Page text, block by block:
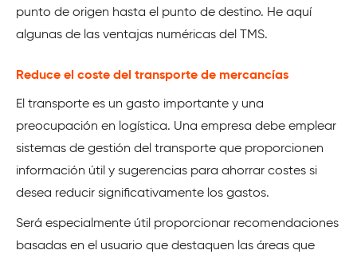
punto de origen hasta el punto de destino. He aquí
algunas de las ventajas numéricas del TMS.
Reduce el coste del transporte de mercancías
El transporte es un gasto importante y una
preocupación en logística. Una empresa debe emplear
sistemas de gestión del transporte que proporcionen
información útil y sugerencias para ahorrar costes si
desea reducir significativamente los gastos.
Será especialmente útil proporcionar recomendaciones
basadas en el usuario que destaquen las áreas que